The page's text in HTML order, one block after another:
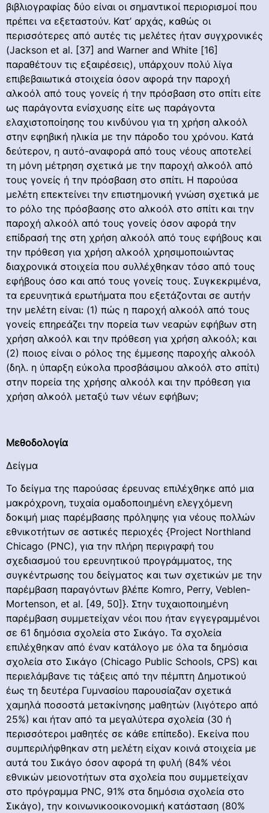
βιβλιογραφίας δύο είναι οι σημαντικοί περιορισμοί που
πρέπει να εξεταστούν. Κατ’ αρχάς, καθώς οι
περισσότερες από αυτές τις μελέτες ήταν συγχρονικές
(Jackson et al. [37] and Warner and White [16]
παραθέτουν τις εξαιρέσεις), υπάρχουν πολύ λίγα
επιβεβαιωτικά στοιχεία όσον αφορά την παροχή
αλκοόλ από τους γονείς ή την πρόσβαση στο σπίτι είτε
ως παράγοντα ενίσχυσης είτε ως παράγοντα
ελαχιστοποίησης του κινδύνου για τη χρήση αλκοόλ
στην εφηβική ηλικία με την πάροδο του χρόνου. Κατά
δεύτερον, η αυτό-αναφορά από τους νέους αποτελεί
τη μόνη μέτρηση σχετικά με την παροχή αλκοόλ από
τους γονείς ή την πρόσβαση στο σπίτι. Η παρούσα
μελέτη επεκτείνει την επιστημονική γνώση σχετικά με
το ρόλο της πρόσβασης στο αλκοόλ στο σπίτι και την
παροχή αλκοόλ από τους γονείς όσον αφορά την
επίδρασή της στη χρήση αλκοόλ από τους εφήβους και
την πρόθεση για χρήση αλκοόλ χρησιμοποιώντας
διαχρονικά στοιχεία που συλλέχθηκαν τόσο από τους
εφήβους όσο και από τους γονείς τους. Συγκεκριμένα,
τα ερευνητικά ερωτήματα που εξετάζονται σε αυτήν
την μελέτη είναι: (1) πώς η παροχή αλκοόλ από τους
γονείς επηρεάζει την πορεία των νεαρών εφήβων στη
χρήση αλκοόλ και την πρόθεση για χρήση αλκοόλ; και
(2) ποιος είναι ο ρόλος της έμμεσης παροχής αλκοόλ
(δηλ. η ύπαρξη εύκολα προσβάσιμου αλκοόλ στο σπίτι)
στην πορεία της χρήσης αλκοόλ και την πρόθεση για
χρήση αλκοόλ μεταξύ των νέων εφήβων;
Μεθοδολογία
Δείγμα
Το δείγμα της παρούσας έρευνας επιλέχθηκε από μια
μακρόχρονη, τυχαία ομαδοποιημένη ελεγχόμενη
δοκιμή μιας παρέμβασης πρόληψης για νέους πολλών
εθνικοτήτων σε αστικές περιοχές {Project Northland
Chicago (PNC), για την πλήρη περιγραφή του
σχεδιασμού του ερευνητικού προγράμματος, της
συγκέντρωσης του δείγματος και των σχετικών με την
παρέμβαση παραγόντων βλέπε Komro, Perry, Veblen-
Mortenson, et al. [49, 50]}. Στην τυχαιοποιημένη
παρέμβαση συμμετείχαν νέοι που ήταν εγγεγραμμένοι
σε 61 δημόσια σχολεία στο Σικάγο. Τα σχολεία
επιλέχθηκαν από έναν κατάλογο με όλα τα δημόσια
σχολεία στο Σικάγο (Chicago Public Schools, CPS) και
περιελάμβανε τις τάξεις από την πέμπτη Δημοτικού
έως τη δευτέρα Γυμνασίου παρουσίαζαν σχετικά
χαμηλά ποσοστά μετακίνησης μαθητών (λιγότερο από
25%) και ήταν από τα μεγαλύτερα σχολεία (30 ή
περισσότεροι μαθητές σε κάθε επίπεδο). Εκείνα που
συμπεριλήφθηκαν στη μελέτη είχαν κοινά στοιχεία με
αυτά του Σικάγο όσον αφορά τη φυλή (84% νέοι
εθνικών μειονοτήτων στα σχολεία που συμμετείχαν
στο πρόγραμμα PNC, 91% στα δημόσια σχολεία στο
Σικάγο), την κοινωνικοοικονομική κατάσταση (80%